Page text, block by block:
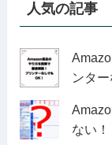
人気の記事
ンター
ない